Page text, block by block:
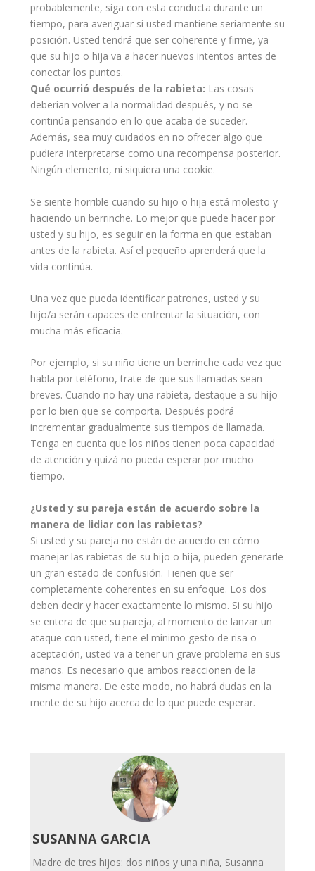
probablemente, siga con esta conducta durante un
tiempo, para averiguar si usted mantiene seriamente su
posición. Usted tendrá que ser coherente y firme, ya
que su hijo o hija va a hacer nuevos intentos antes de
conectar los puntos.
Qué ocurrió después de la rabieta: Las cosas
deberían volver a la normalidad después, y no se
continúa pensando en lo que acaba de suceder.
Además, sea muy cuidados en no ofrecer algo que
pudiera interpretarse como una recompensa posterior.
Ningún elemento, ni siquiera una cookie.
Se siente horrible cuando su hijo o hija está molesto y
haciendo un berrinche. Lo mejor que puede hacer por
usted y su hijo, es seguir en la forma en que estaban
antes de la rabieta. Así el pequeño aprenderá que la
vida continúa.
Una vez que pueda identificar patrones, usted y su
hijo/a serán capaces de enfrentar la situación, con
mucha más eficacia.
Por ejemplo, si su niño tiene un berrinche cada vez que
habla por teléfono, trate de que sus llamadas sean
breves. Cuando no hay una rabieta, destaque a su hijo
por lo bien que se comporta. Después podrá
incrementar gradualmente sus tiempos de llamada.
Tenga en cuenta que los niños tienen poca capacidad
de atención y quizá no pueda esperar por mucho
tiempo.
¿Usted y su pareja están de acuerdo sobre la
manera de lidiar con las rabietas?
Si usted y su pareja no están de acuerdo en cómo
manejar las rabietas de su hijo o hija, pueden generarle
un gran estado de confusión. Tienen que ser
completamente coherentes en su enfoque. Los dos
deben decir y hacer exactamente lo mismo. Si su hijo
se entera de que su pareja, al momento de lanzar un
ataque con usted, tiene el mínimo gesto de risa o
aceptación, usted va a tener un grave problema en sus
manos. Es necesario que ambos reaccionen de la
misma manera. De este modo, no habrá dudas en la
mente de su hijo acerca de lo que puede esperar.
SUSANNA GARCIA
Madre de tres hijos: dos niños y una niña, Susanna